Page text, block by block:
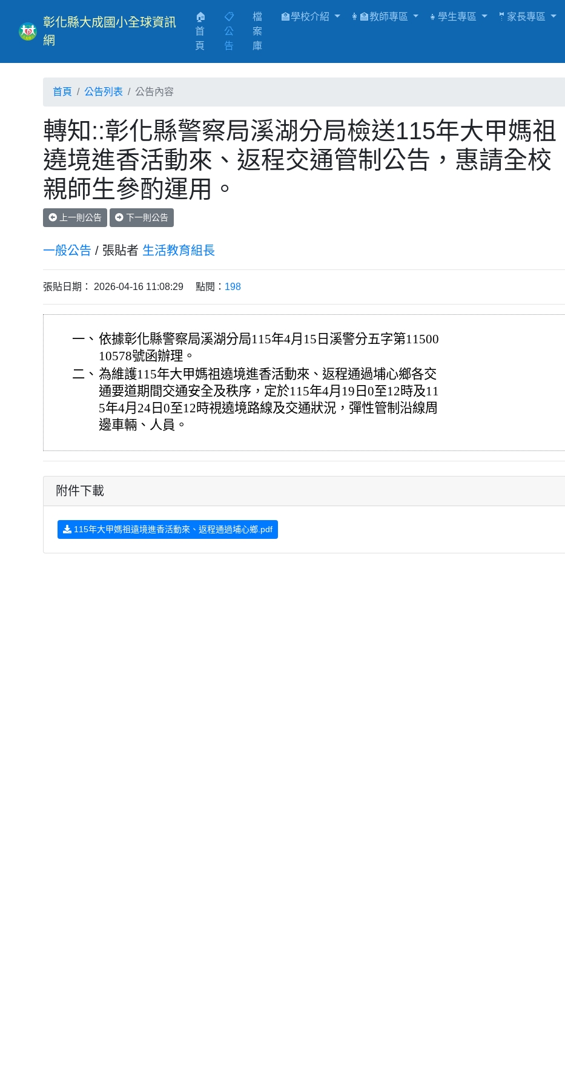
彰化縣大成國小全球資訊
網
🏠
首
頁 (current)
📋
公
告
檔
案
庫
🏫學校介紹 👩‍🏫教師專區 👧學生專區 🤵家長專區
首頁 公告列表 公告內容
轉知::彰化縣警察局溪湖分局檢送115年大甲媽祖
遶境進香活動來、返程交通管制公告，惠請全校
親師生參酌運用。
上一則公告 下一則公告
一般公告 / 張貼者 生活教育組長
張貼日期： 2026-04-16 11:08:29 點閱： 198
一、 依據彰化縣警察局溪湖分局115年4月15日溪警分五字第11500
10578號函辦理。
二、 為維護115年大甲媽祖遶境進香活動來、返程通過埔心鄉各交
通要道期間交通安全及秩序，定於115年4月19日0至12時及11
5年4月24日0至12時視遶境路線及交通狀況，彈性管制沿線周
邊車輛、人員。
附件下載
115年大甲媽祖遠境進香活動來、返程通過埔心鄉.pdf